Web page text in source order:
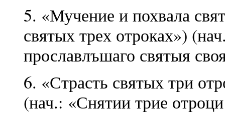
5. «Мучение и похвала
святых трех отроках»)
прославлъшаго святыя
6. «Страсть святых три
(нач.: «Снятии трие